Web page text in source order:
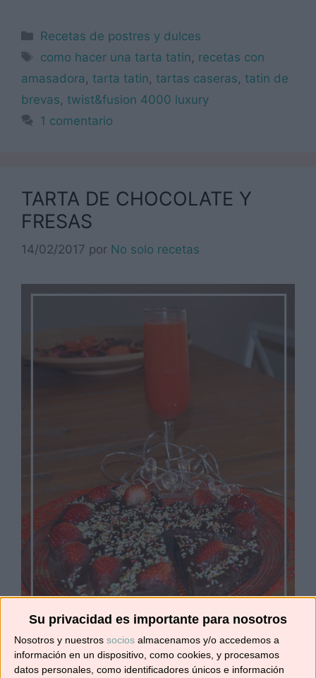
Su privacidad es importante para nosotros
Nosotros y nuestros socios almacenamos y/o accedemos a
información en un dispositivo, como cookies, y procesamos
datos personales, como identificadores únicos e información
Categorías
Recetas de postres y dulces
Etiquetas
como hacer una tarta tatin, recetas con
amasadora , tarta tatin, tartas caseras, tatin de
brevas, twist&fusion 4000 luxury
1 comentario
TARTA DE CHOCOLATE Y
FRESAS
14/02/2017 por No solo recetas